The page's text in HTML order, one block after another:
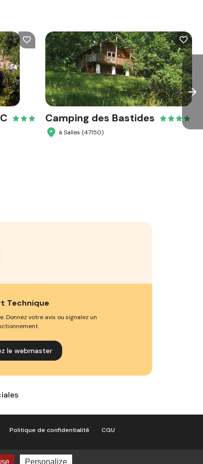
Camping des Bastides
à Salles (47150)
arrow_forward
Technique
Donnez votre avis ou signalez un
le webmaster
Politique de confidentialité CGU
Personalize